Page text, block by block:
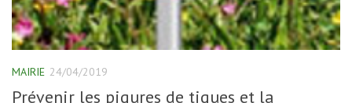
MAIRIE 24/04/2019
Prévenir les piqures de tiques et la